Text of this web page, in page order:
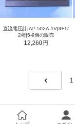
直流電圧計|AP-502A-1V|3+1/
2桁|5-9個の販売
12,260円
1